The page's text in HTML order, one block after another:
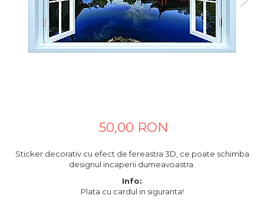
Tablouri canvas personalizate
50,00 RON
Sticker decorativ cu efect de fereastra 3D, ce poate schimba
designul incaperii dumeavoastra.
Info:
Plata cu cardul in siguranta!